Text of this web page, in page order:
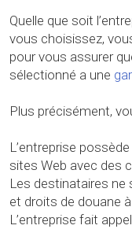
Quelle que soit
vous choisissez,
pour vous assurer
sélectionné a une
Plus précisément,
L’entreprise
sites Web avec des
Les destinataires ne
et droits de douane à
L’entreprise fait